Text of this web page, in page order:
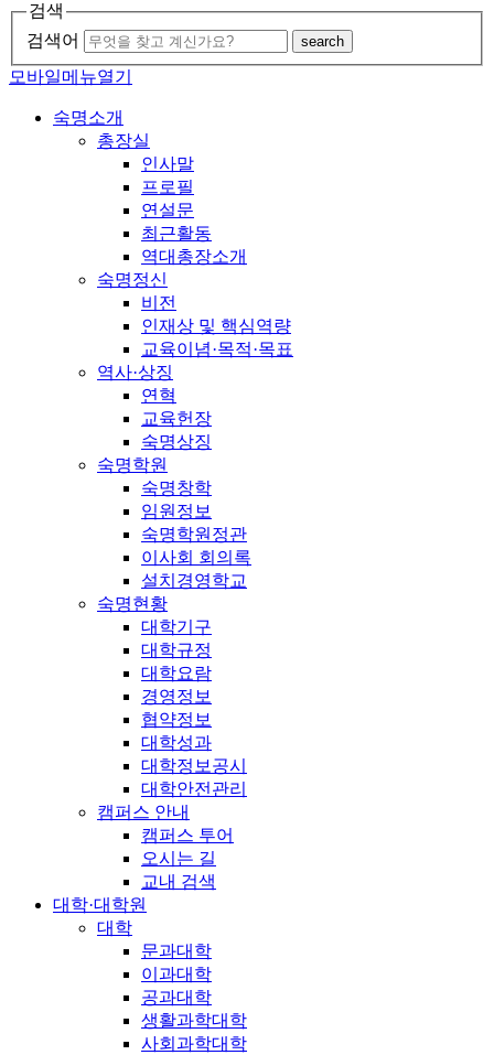
검색
검색어
search
모바일메뉴열기
숙명소개
총장실
인사말
프로필
연설문
최근활동
역대총장소개
숙명정신
비전
인재상 및 핵심역량
교육이념·목적·목표
역사·상징
연혁
교육헌장
숙명상징
숙명학원
숙명창학
임원정보
숙명학원정관
이사회 회의록
설치경영학교
숙명현황
대학기구
대학규정
대학요람
경영정보
협약정보
대학성과
대학정보공시
대학안전관리
캠퍼스 안내
캠퍼스 투어
오시는 길
교내 검색
대학·대학원
대학
문과대학
이과대학
공과대학
생활과학대학
사회과학대학